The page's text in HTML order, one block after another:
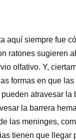
aquí siempre fue
ratones sugieren
olfativo. Y,
formas en que
atravesar
la barrera
las meninges,
tienen que